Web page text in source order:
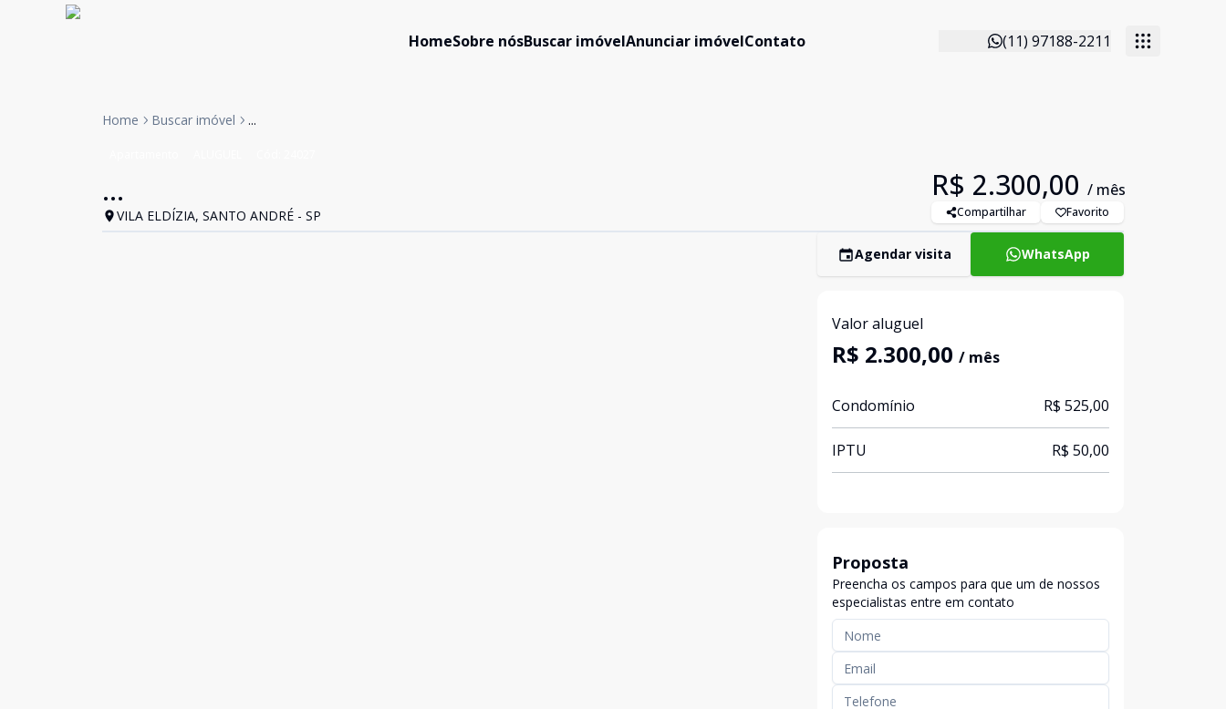
HomeSobre nósBuscar imóvelAnunciar imóvelContato (11) 97188-2211
Home Buscar imóvel ...
...
VILA ELDÍZIA, SANTO ANDRÉ - SP
R$ 2.300,00 / mês
Compartilhar Favorito
Agendar visita WhatsApp
Valor aluguel
R$ 2.300,00 / mês
Condomínio R$ 525,00
IPTU R$ 50,00
Proposta
Preencha os campos para que um de nossos
especialistas entre em contato